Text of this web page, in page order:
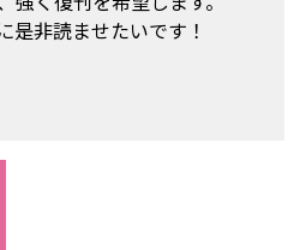
是非読ませたいです！